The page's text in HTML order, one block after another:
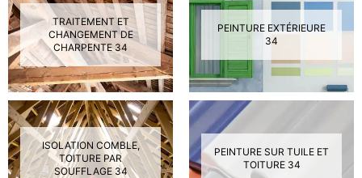
TRAITEMENT ET
CHANGEMENT DE
CHARPENTE 34
PEINTURE EXTÉRIEURE
34
ISOLATION COMBLE,
TOITURE PAR
SOUFFLAGE 34
PEINTURE SUR TUILE ET
TOITURE 34